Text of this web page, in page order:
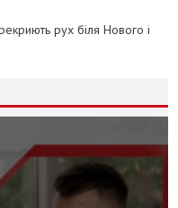
рух біля Нового і